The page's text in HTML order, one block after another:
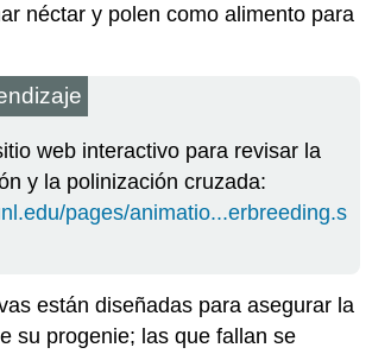
néctar y polen como alimento para
web interactivo para revisar la
y la polinización cruzada:
pages/animatio...erbreeding.s
están diseñadas para asegurar la
su progenie; las que fallan se